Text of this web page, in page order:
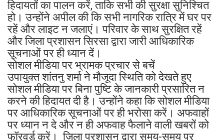
हिदायतों का पालन करें, ताकि सभी की सुरक्षा सुनिश्चित
हो। उन्होंने अपील की कि सभी नागरिक रात्रि में घर पर
रहें और लाइट न जलाएं। परिवार के साथ सुरक्षित रहें
और जिला प्रशासन सिरसा द्वारा जारी आधिकारिक
सूचनाओं पर ही ध्यान दें।
सोशल मीडिया पर भ्रामक प्रचार से बचें
उपायुक्त शांतनु शर्मा ने मौजूदा स्थिति को देखते हुए
सोशल मीडिया पर बिना पुष्टि के जानकारी प्रसारित न
करने की हिदायत दी है। उन्होंने कहा कि सोशल मीडिया
पर आधिकारिक सूचनाओं पर ही भरोसा करें। अफवाहों
पर ध्यान न दे और न ही अफवाह फैलाने वाली खबरों को
फॉरवर्ड करें। जिला प्रशासन द्वारा समय-समय पर